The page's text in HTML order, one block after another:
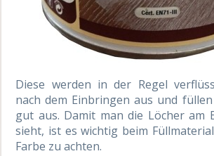
Diese werden in der Regel
nach dem Einbringen aus und
gut aus. Damit man die Löcher am
sieht, ist es wichtig beim
Farbe zu achten.